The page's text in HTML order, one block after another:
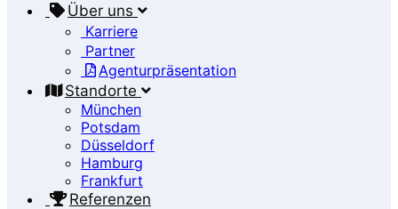
Über uns
Karriere
Partner
Agenturpräsentation
Standorte
München
Potsdam
Düsseldorf
Hamburg
Frankfurt
Referenzen